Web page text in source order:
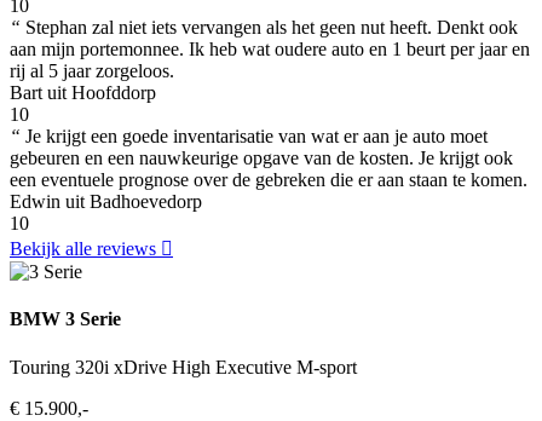
10
“ Stephan zal niet iets vervangen als het geen nut heeft. Denkt ook
aan mijn portemonnee. Ik heb wat oudere auto en 1 beurt per jaar en
rij al 5 jaar zorgeloos.
Bart uit Hoofddorp
10
“ Je krijgt een goede inventarisatie van wat er aan je auto moet
gebeuren en een nauwkeurige opgave van de kosten. Je krijgt ook
een eventuele prognose over de gebreken die er aan staan te komen.
Edwin uit Badhoevedorp
10
Bekijk alle reviews
BMW 3 Serie
Touring 320i xDrive High Executive M-sport
€ 15.900,-